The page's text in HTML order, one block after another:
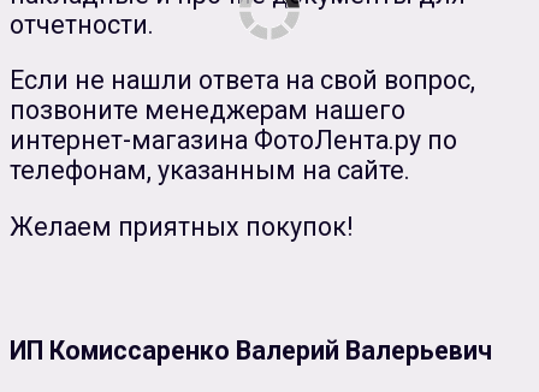
отчетности.
Если не нашли ответа на свой вопрос,
позвоните менеджерам нашего
интернет-магазина ФотоЛента.ру по
телефонам, указанным на сайте.
Желаем приятных покупок!
ИП Комиссаренко Валерий Валерьевич